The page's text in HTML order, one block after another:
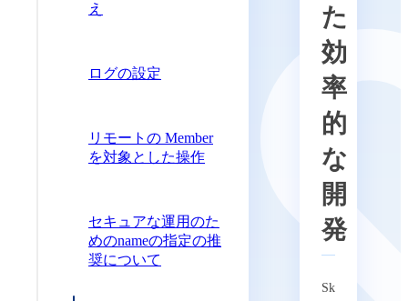
え
ログの設定
リモートの Member
を対象とした操作
セキュアな運用のた
めのnameの指定の推
奨について
た
効
率
的
な
開
発
Sk